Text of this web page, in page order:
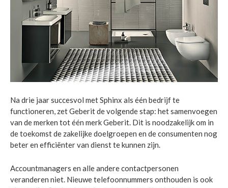
Na drie jaar succesvol met Sphinx als één bedrijf te
functioneren, zet Geberit de volgende stap: het samenvoegen
van de merken tot één merk Geberit. Dit is noodzakelijk om in
de toekomst de zakelijke doelgroepen en de consumenten nog
beter en efficiënter van dienst te kunnen zijn.
Accountmanagers en alle andere contactpersonen
veranderen niet. Nieuwe telefoonnummers onthouden is ook